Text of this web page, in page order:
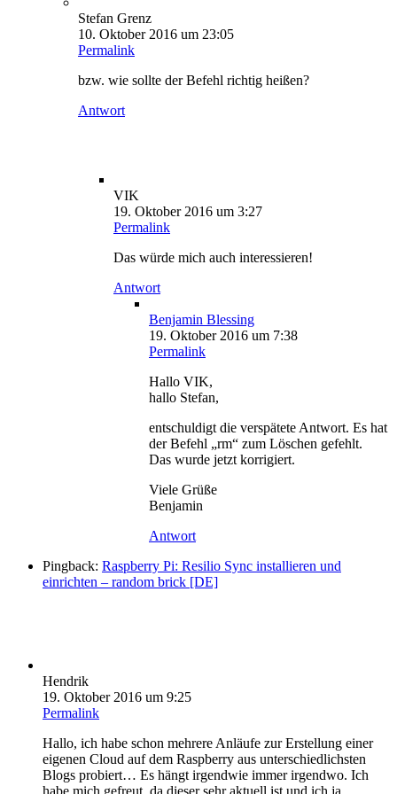
Stefan Grenz
10. Oktober 2016 um 23:05
Permalink
bzw. wie sollte der Befehl richtig heißen?
Antwort
VIK
19. Oktober 2016 um 3:27
Permalink
Das würde mich auch interessieren!
Antwort
Benjamin Blessing
19. Oktober 2016 um 7:38
Permalink
Hallo VIK,
hallo Stefan,
entschuldigt die verspätete Antwort. Es hat
der Befehl „rm“ zum Löschen gefehlt.
Das wurde jetzt korrigiert.
Viele Grüße
Benjamin
Antwort
Pingback: Raspberry Pi: Resilio Sync installieren und
einrichten – random brick [DE]
Hendrik
19. Oktober 2016 um 9:25
Permalink
Hallo, ich habe schon mehrere Anläufe zur Erstellung einer
eigenen Cloud auf dem Raspberry aus unterschiedlichsten
Blogs probiert… Es hängt irgendwie immer irgendwo. Ich
habe mich gefreut, da dieser sehr aktuell ist und ich ja